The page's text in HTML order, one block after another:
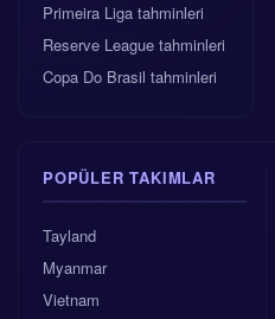
Primeira Liga tahminleri
Reserve League tahminleri
Copa Do Brasil tahminleri
POPÜLER TAKIMLAR
Tayland
Myanmar
Vietnam